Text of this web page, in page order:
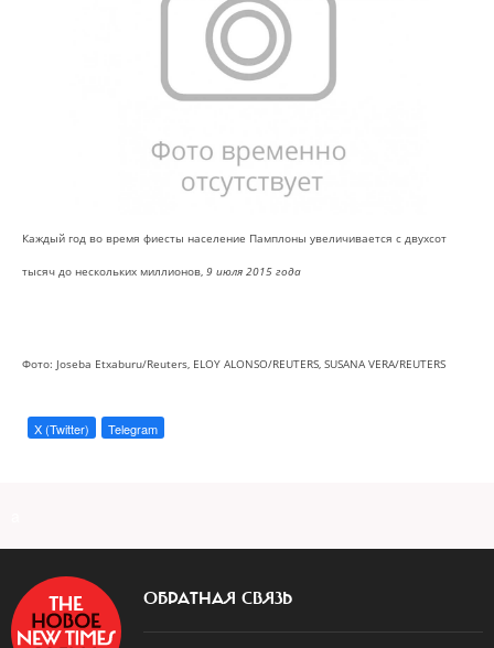
Каждый год во время фиесты население Памплоны увеличивается с двухсот
тысяч до нескольких миллионов, 9 июля 2015 года
Фото: Joseba Etxaburu/Reuters, ELOY ALONSO/REUTERS, SUSANA VERA/REUTERS
X (Twitter) Telegram
ОБРАТНАЯ СВЯЗЬ